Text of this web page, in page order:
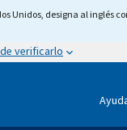
Unidos, designa al inglés
verificarlo